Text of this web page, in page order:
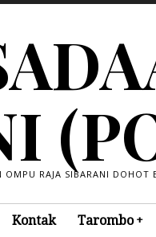
OMPU RAJA SIBARANI DOHOT
Kontak Tarombo